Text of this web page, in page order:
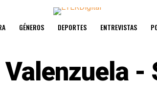
GÉNEROS DEPORTES ENTREVISTAS
-